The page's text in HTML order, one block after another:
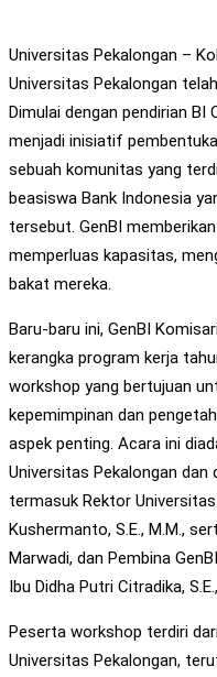
Universitas Pekalongan –
Universitas Pekalongan
Dimulai dengan pendirian BI
menjadi inisiatif
sebuah komunitas yang
beasiswa Bank Indonesia
tersebut. GenBI
memperluas kapasitas,
bakat mereka.
Baru-baru ini, GenBI
kerangka program kerja
workshop yang bertujuan
kepemimpinan dan
aspek penting. Acara ini
Universitas Pekalongan
termasuk Rektor
Kushermanto, S.E., M.M.,
Marwadi, dan Pembina
Ibu Didha Putri Citradika,
Peserta workshop terdiri
Universitas Pekalongan,